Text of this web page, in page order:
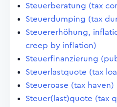
Steuerberatung (tax
Steuerdumping (tax
Steuererhöhung,
creep by inflation)
Steuerfinanzierung
Steuerlastquote (tax
Steueroase (tax haven)
Steuer(last)quote (tax